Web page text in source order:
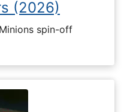
(2026)
spin-off